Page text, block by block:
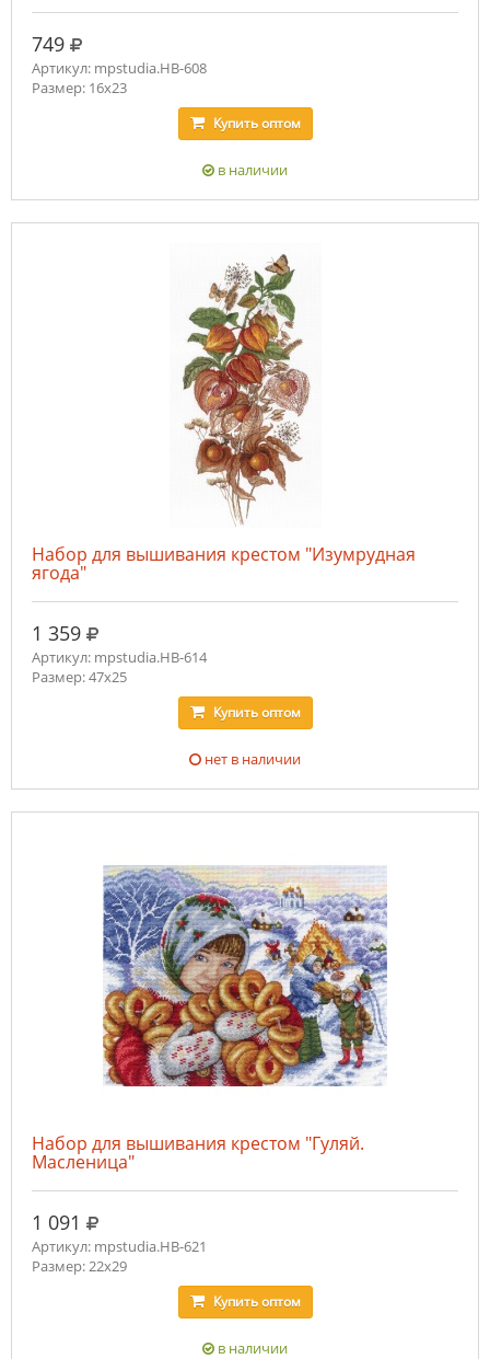
749 руб.
Артикул: mpstudia.НВ-608
Размер: 16x23
Купитьоптом
в наличии
Набор для вышивания крестом "Изумрудная
ягода"
1 359 руб.
Артикул: mpstudia.НВ-614
Размер: 47x25
Купитьоптом
нет в наличии
Набор для вышивания крестом "Гуляй.
Масленица"
1 091 руб.
Артикул: mpstudia.НВ-621
Размер: 22x29
Купитьоптом
в наличии